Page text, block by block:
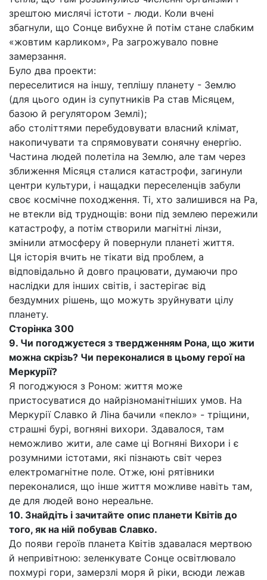
зрештою мислячі істоти - люди. Коли вчені
збагнули, що Сонце вибухне й потім стане слабким
«жовтим карликом», Ра загрожувало повне
замерзання.
Було два проекти:
переселитися на іншу, теплішу планету - Землю
(для цього один із супутників Ра став Місяцем,
базою й регулятором Землі);
або століттями перебудовувати власний клімат,
накопичувати та спрямовувати сонячну енергію.
Частина людей полетіла на Землю, але там через
зближення Місяця сталися катастрофи, загинули
центри культури, і нащадки переселенців забули
своє космічне походження. Ті, хто залишився на Ра,
не втекли від труднощів: вони під землею пережили
катастрофу, а потім створили магнітні лінзи,
змінили атмосферу й повернули планеті життя.
Ця історія вчить не тікати від проблем, а
відповідально й довго працювати, думаючи про
наслідки для інших світів, і застерігає від
бездумних рішень, що можуть зруйнувати цілу
планету.
Сторінка 300
9. Чи погоджуєтеся з твердженням Рона, що жити
можна скрізь? Чи переконалися в цьому герої на
Меркурії?
Я погоджуюся з Роном: життя може
пристосуватися до найрізноманітніших умов. На
Меркурії Славко й Ліна бачили «пекло» - тріщини,
страшні бурі, вогняні вихори. Здавалося, там
неможливо жити, але саме ці Вогняні Вихори і є
розумними істотами, які пізнають світ через
електромагнітне поле. Отже, юні рятівники
переконалися, що інше життя можливе навіть там,
де для людей воно нереальне.
10. Знайдіть і зачитайте опис планети Квітів до
того, як на ній побував Славко.
До появи героїв планета Квітів здавалася мертвою
й непривітною: зеленкувате Сонце освітлювало
похмурі гори, замерзлі моря й ріки, всюди лежав